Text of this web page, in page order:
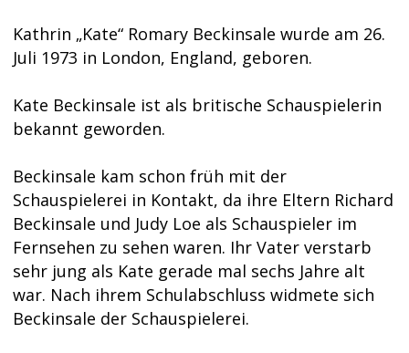
Kathrin „Kate“ Romary Beckinsale wurde am 26.
Juli 1973 in London, England, geboren.
Kate Beckinsale ist als britische Schauspielerin
bekannt geworden.
Beckinsale kam schon früh mit der
Schauspielerei in Kontakt, da ihre Eltern Richard
Beckinsale und Judy Loe als Schauspieler im
Fernsehen zu sehen waren. Ihr Vater verstarb
sehr jung als Kate gerade mal sechs Jahre alt
war. Nach ihrem Schulabschluss widmete sich
Beckinsale der Schauspielerei.